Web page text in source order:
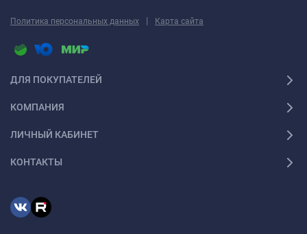
Политика персональных данных | Карта сайта
ДЛЯ ПОКУПАТЕЛЕЙ
КОМПАНИЯ
ЛИЧНЫЙ КАБИНЕТ
КОНТАКТЫ